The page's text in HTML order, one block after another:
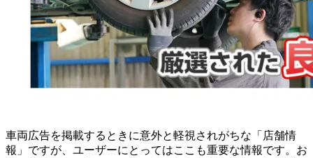
車両広告を掲載するときに意外と軽視されがちな「店舗情
報」ですが、ユーザーにとってはここも重要な情報です。お